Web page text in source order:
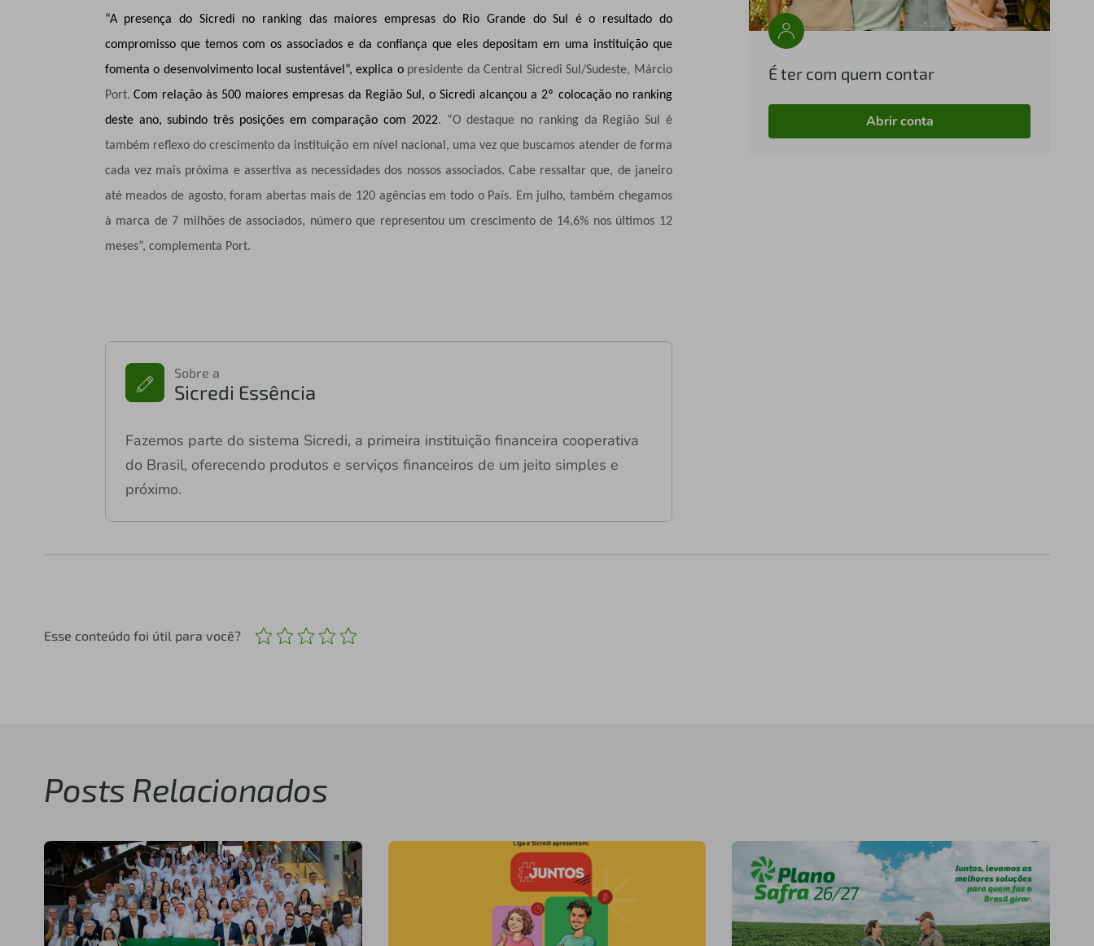
“A presença do Sicredi no ranking das maiores empresas do Rio Grande do Sul é o resultado do
compromisso que temos com os associados e da confiança que eles depositam em uma instituição que
fomenta o desenvolvimento local sustentável”, explica o presidente da Central Sicredi Sul/Sudeste, Márcio
Port. Com relação às 500 maiores empresas da Região Sul, o Sicredi alcançou a 2º colocação no ranking
deste ano, subindo três posições em comparação com 2022. “O destaque no ranking da Região Sul é
também reflexo do crescimento da instituição em nível nacional, uma vez que buscamos atender de forma
cada vez mais próxima e assertiva as necessidades dos nossos associados. Cabe ressaltar que, de janeiro
até meados de agosto, foram abertas mais de 120 agências em todo o País. Em julho, também chegamos
à marca de 7 milhões de associados, número que representou um crescimento de 14,6% nos últimos 12
meses”, complementa Port.
Sobre a
Sicredi Essência
Fazemos parte do sistema Sicredi, a primeira instituição financeira cooperativa
do Brasil, oferecendo produtos e serviços financeiros de um jeito simples e
próximo.
É ter com quem contar
Abrir conta
Esse conteúdo foi útil para você?
Posts Relacionados